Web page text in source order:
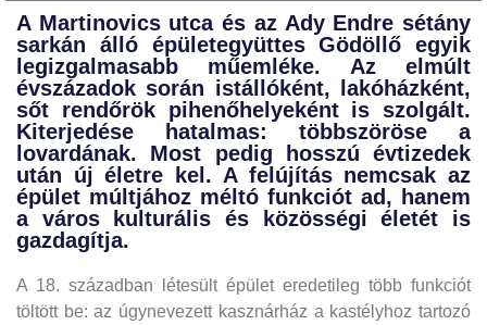
A Martinovics utca és az Ady Endre sétány
sarkán álló épületegyüttes Gödöllő egyik
legizgalmasabb műemléke. Az elmúlt
évszázadok során istállóként, lakóházként,
sőt rendőrök pihenőhelyeként is szolgált.
Kiterjedése hatalmas: többszöröse a
lovardának. Most pedig hosszú évtizedek
után új életre kel. A felújítás nemcsak az
épület múltjához méltó funkciót ad, hanem
a város kulturális és közösségi életét is
gazdagítja.
A 18. században létesült épület eredetileg több funkciót
töltött be: az úgynevezett kasznárház a kastélyhoz tartozó